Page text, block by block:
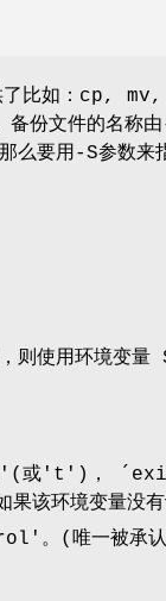
了比如：cp, mv,
份文件的名称
么要用-S参数来
使用环境变量
或't')，
如果该环境变
。(唯一被承